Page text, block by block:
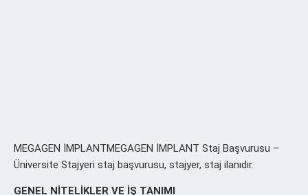
MEGAGEN İMPLANTMEGAGEN İMPLANT Staj Başvurusu –
Üniversite Stajyeri staj başvurusu, stajyer, staj ilanıdır.
GENEL NİTELİKLER VE İŞ TANIMI